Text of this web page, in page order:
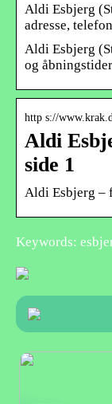
Aldi Esbjerg
adresse,
Aldi Esbjerg
og åbningstider
http s://
Aldi
side 1
Aldi Esbjerg –
Keywords: